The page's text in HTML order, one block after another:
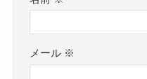
メール ※